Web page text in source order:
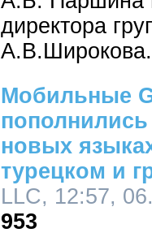
директора
А.В.Широкова.
Мобильные
новых
турецком и
LLC, 12:57,
953